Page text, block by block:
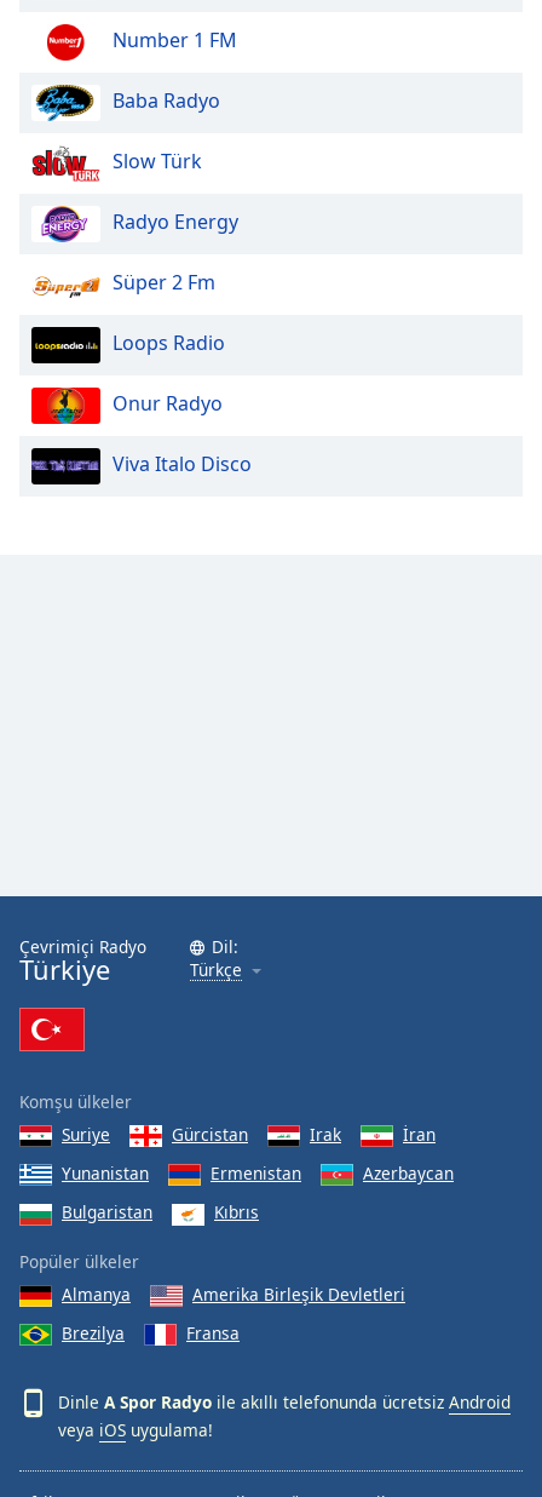
Close
Dialog
dialog
window.
Number 1 FM
Baba Radyo
Slow Türk
Radyo Energy
Süper 2 Fm
Loops Radio
Onur Radyo
Viva Italo Disco
Çevrimiçi Radyo
Türkiye
Dil:
Türkçe
Komşu ülkeler
Suriye
Gürcistan Irak
İran
Yunanistan
Ermenistan
Azerbaycan
Bulgaristan
Kıbrıs
Popüler ülkeler
Almanya
Amerika Birleşik Devletleri
Brezilya
Fransa
Dinle A Spor Radyo ile akıllı telefonunda ücretsiz Android
veya iOS uygulama!